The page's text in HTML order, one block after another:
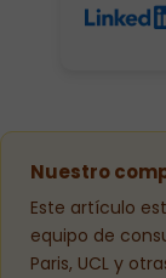
Nuestro
Este artículo
equipo de
Paris, UCL y